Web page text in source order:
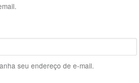
seu endereço de e-mail.